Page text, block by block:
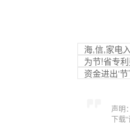
海,信,家电
为节!省专
资金进出‘
声明
下载